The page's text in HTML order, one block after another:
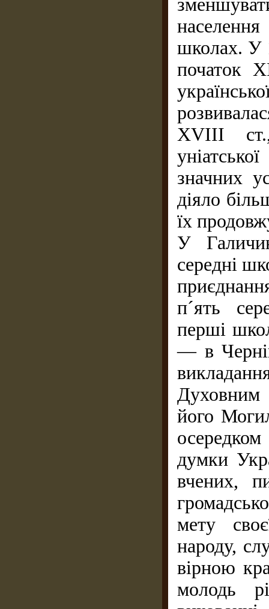
школах. У
початок
XVIII
значних
діяло
їх
У
середні
п´ять
перші
— в
Духовним
його
думки
вчених,
мету
народу,
вірною
молодь